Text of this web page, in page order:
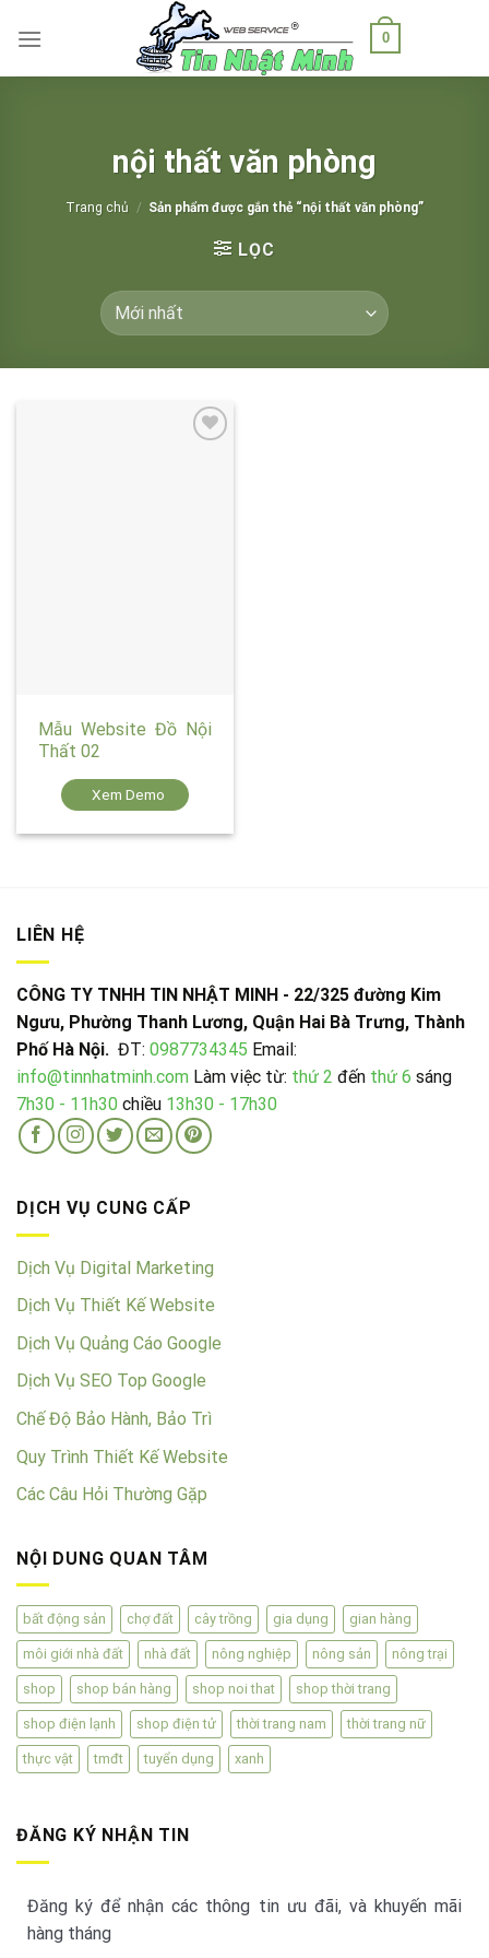
0
nội thất văn phòng
Trang chủ / Sản phẩm được gắn thẻ “nội thất văn phòng”
LỌC
Mẫu Website Đồ Nội
Thất 02
Xem Demo
LIÊN HỆ
CÔNG TY TNHH TIN NHẬT MINH - 22/325 đường Kim
Ngưu, Phường Thanh Lương, Quận Hai Bà Trưng, Thành
Phố Hà Nội. ĐT: 0987734345 Email:
info@tinnhatminh.com Làm việc từ: thứ 2 đến thứ 6 sáng
7h30 - 11h30 chiều 13h30 - 17h30
DỊCH VỤ CUNG CẤP
Dịch Vụ Digital Marketing
Dịch Vụ Thiết Kế Website
Dịch Vụ Quảng Cáo Google
Dịch Vụ SEO Top Google
Chế Độ Bảo Hành, Bảo Trì
Quy Trình Thiết Kế Website
Các Câu Hỏi Thường Gặp
NỘI DUNG QUAN TÂM
bất động sản chợ đất cây trồng gia dụng gian hàng
môi giới nhà đất nhà đất nông nghiệp nông sản nông trại
shop shop bán hàng shop noi that shop thời trang
shop điện lạnh shop điện tử thời trang nam thời trang nữ
thực vật tmđt tuyển dụng xanh
ĐĂNG KÝ NHẬN TIN
Đăng ký để nhận các thông tin ưu đãi, và khuyến mãi
hàng tháng